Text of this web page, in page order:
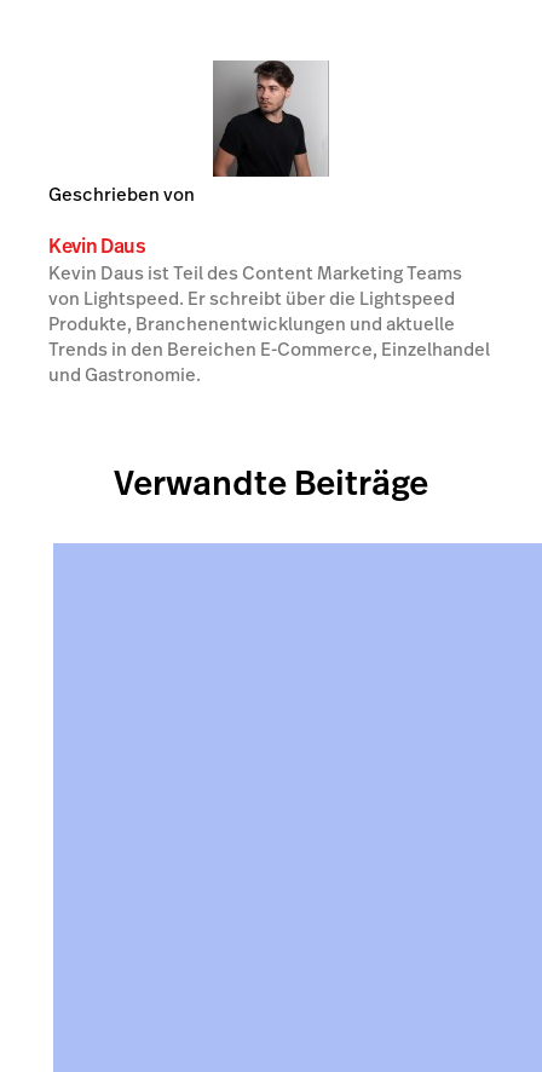
Geschrieben von
Kevin Daus
Kevin Daus ist Teil des Content Marketing Teams
von Lightspeed. Er schreibt über die Lightspeed
Produkte, Branchenentwicklungen und aktuelle
Trends in den Bereichen E-Commerce, Einzelhandel
und Gastronomie.
Verwandte Beiträge